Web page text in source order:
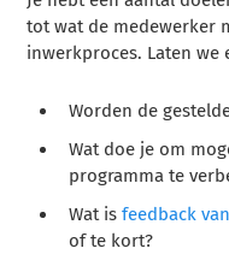
tot wat de medewerker
inwerkproces. Laten we
Worden de
Wat doe je om
programma te
Wat isfeedback
of te kort?